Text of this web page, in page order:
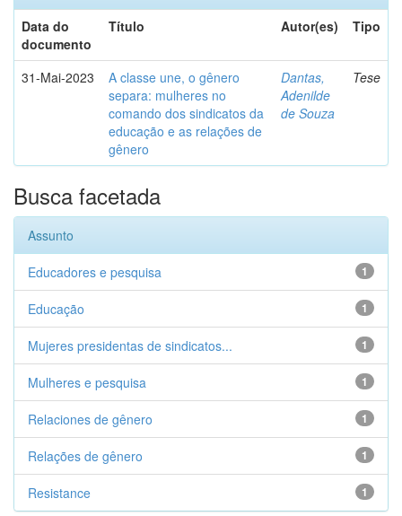
Data do
documento
Título Autor(es) Tipo
31-Mai-2023
A classe une, o gênero
separa: mulheres no
comando dos sindicatos da
educação e as relações de
gênero
Dantas,
Adenilde
de Souza
Tese
Busca facetada
Assunto
1
Educadores e pesquisa
1
Educação
1
Mujeres presidentas de sindicatos...
1
Mulheres e pesquisa
1
Relaciones de gênero
1
Relações de gênero
1
Resistance